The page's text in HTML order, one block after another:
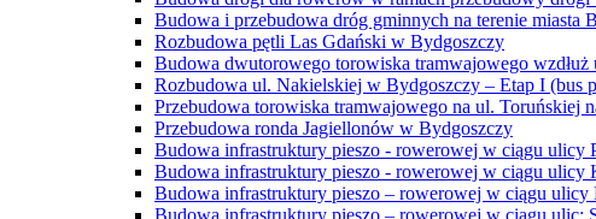
Budowa i przebudowa dróg gminnych na terenie miasta
Rozbudowa pętli Las Gdański w Bydgoszczy
Budowa dwutorowego torowiska tramwajowego
Rozbudowa ul. Nakielskiej w Bydgoszczy – Etap I (bus
Przebudowa torowiska tramwajowego na ul.
Przebudowa ronda Jagiellonów w Bydgoszczy
Budowa infrastruktury pieszo - rowerowej w ciągu ulicy
Budowa infrastruktury pieszo - rowerowej w ciągu ulicy
Budowa infrastruktury pieszo – rowerowej w ciągu
Budowa infrastruktury pieszo – rowerowej w ciągu ulic: